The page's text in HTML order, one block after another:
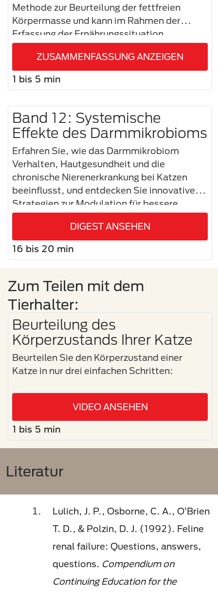
Methode zur Beurteilung der fettfreien
Körpermasse und kann im Rahmen der
Erfassung der Ernährungssituation
durchgeführt werden.
ZUSAMMENFASSUNG ANZEIGEN
1 bis 5 min
Band 12: Systemische
Effekte des Darmmikrobioms
Erfahren Sie, wie das Darmmikrobiom
Verhalten, Hautgesundheit und die
chronische Nierenerkrankung bei Katzen
beeinflusst, und entdecken Sie innovative
Strategien zur Modulation für bessere
klinische Ergebnisse.
DIGEST ANSEHEN
16 bis 20 min
Zum Teilen mit dem
Tierhalter:
Beurteilung des
Körperzustands Ihrer Katze
Beurteilen Sie den Körperzustand einer
Katze in nur drei einfachen Schritten:
VIDEO ANSEHEN
1 bis 5 min
Literatur
Lulich, J. P., Osborne, C. A., O’Brien
T. D., & Polzin, D. J. (1992). Feline
renal failure: Questions, answers,
questions. Compendium on
Continuing Education for the